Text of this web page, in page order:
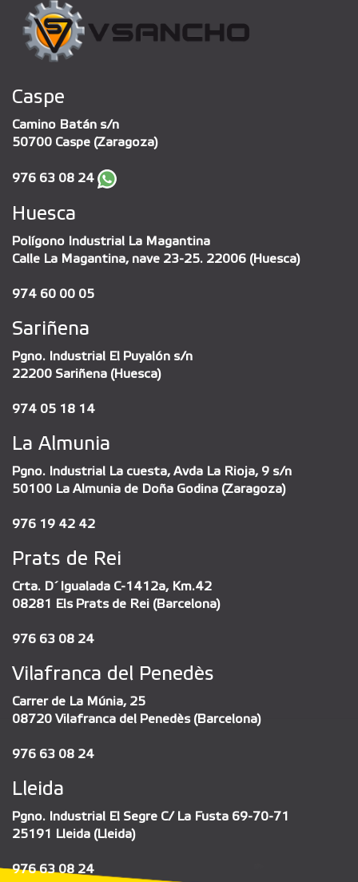
Caspe
Camino Batán s/n
50700 Caspe (Zaragoza)
976 63 08 24
Huesca
Polígono Industrial La Magantina
Calle La Magantina, nave 23-25. 22006 (Huesca)
974 60 00 05
Sariñena
Pgno. Industrial El Puyalón s/n
22200 Sariñena (Huesca)
974 05 18 14
La Almunia
Pgno. Industrial La cuesta, Avda La Rioja, 9 s/n
50100 La Almunia de Doña Godina (Zaragoza)
976 19 42 42
Prats de Rei
Crta. D´Igualada C-1412a, Km.42
08281 Els Prats de Rei (Barcelona)
976 63 08 24
Vilafranca del Penedès
Carrer de La Múnia, 25
08720 Vilafranca del Penedès (Barcelona)
976 63 08 24
Lleida
Pgno. Industrial El Segre C/ La Fusta 69-70-71
25191 Lleida (Lleida)
976 63 08 24